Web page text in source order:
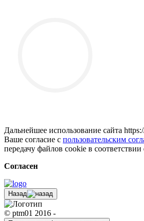
Дальнейшее использование сайта
Ваше согласие с пользовательским
передачу файлов cookie в
Согласен
Назад
© ptm01 2016 -